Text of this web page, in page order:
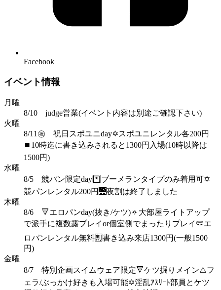
Facebook
イベント情報
月曜
8/10 judge営業(イベント内容は別途ご確認下さい)
火曜
8/11㊗️ 祝日スポユニday✡️スポユニレンタル各200円
⏹️10時迄に書き込みされると1300円入場(10時以降は
1500円)
水曜
8/5 競パン限定day*️⃣ブーメランタイプのみ着用可✡️
競パンレンタル200円🌉夜割は終了しました
木曜
8/6 🔻エロパンday(抜き/ケツ)🔅大部屋ライトアップ
で派手に複数露プレイor個室側でまったりプレイ🩲エ
ロパンレンタル無料🈹書き込み来店1300円(一般1500
円)
金曜
8/7 特別企画スイムウェア限定🔻ケツ掘りメイン⚠️フ
ェラ/ぶっかけ好きも入場可能✡️淫乱ｱｽﾘｰﾄ部員とケツ